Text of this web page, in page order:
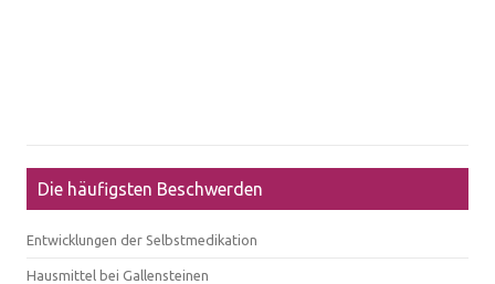
Die häufigsten Beschwerden
Entwicklungen der Selbstmedikation
Hausmittel bei Gallensteinen